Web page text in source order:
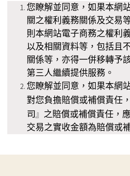
您瞭解並同意，如果本網
關之權利義務關係及交易
則本網站電子商務之權利
以及相關資料等，包括且
關係等，亦得一併移轉予
第三人繼續提供服務。
您瞭解並同意，如果本網
對您負擔賠償或補償責任
司 』 之賠償或補償責任，
交易之實收金額為賠償或